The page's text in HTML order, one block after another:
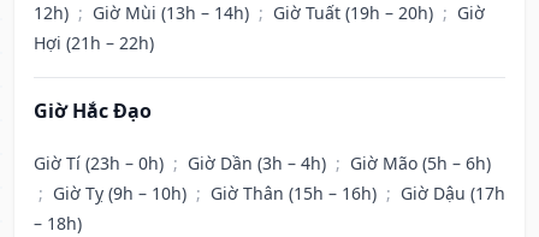
12h) ; Giờ Mùi (13h – 14h) ; Giờ Tuất (19h – 20h) ; Giờ
Hợi (21h – 22h)
Giờ Hắc Đạo
Giờ Tí (23h – 0h) ; Giờ Dần (3h – 4h) ; Giờ Mão (5h – 6h)
; Giờ Tỵ (9h – 10h) ; Giờ Thân (15h – 16h) ; Giờ Dậu (17h
– 18h)